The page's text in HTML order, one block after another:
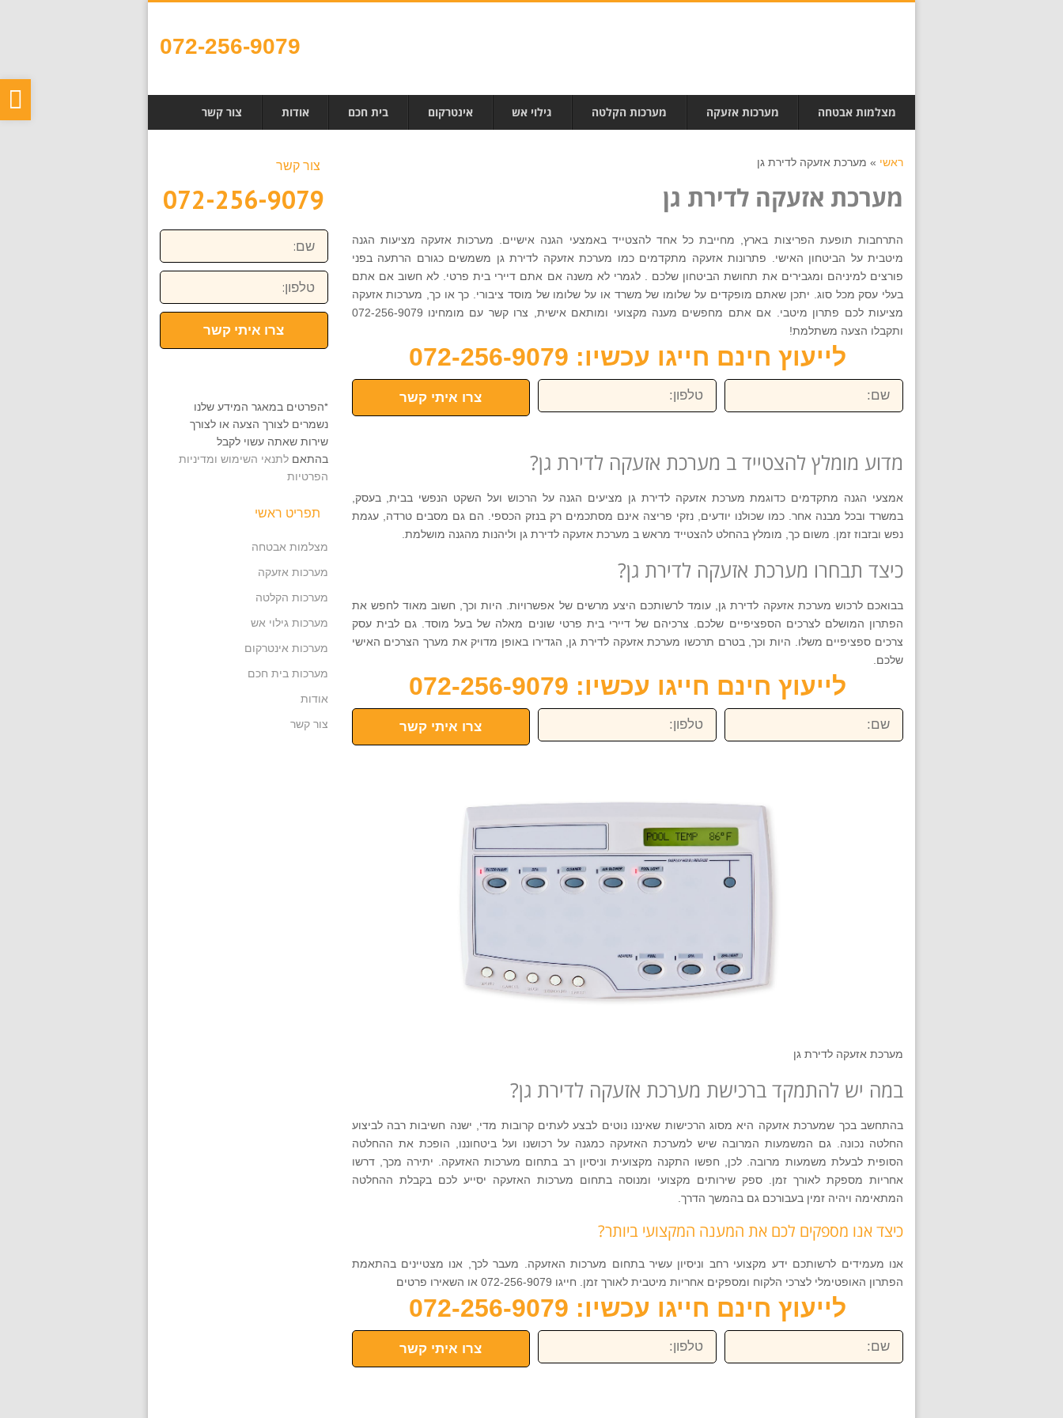
072-256-9079
מצלמות אבטחה מערכות אזעקה מערכות הקלטה גילוי אש אינטרקום בית חכם אודות צור קשר
ראשי » מערכת אזעקה לדירת גן
מערכת אזעקה לדירת גן
התרחבות תופעת הפריצות בארץ, מחייבת כל אחד להצטייד באמצעי הגנה אישיים. מערכות אזעקה מציעות הגנה
מיטבית על הביטחון האישי. פתרונות אזעקה מתקדמים כמו מערכת אזעקה לדירת גן משמשים כגורם הרתעה בפני
פורצים למיניהם ומגבירים את תחושת הביטחון שלכם . לגמרי לא משנה אם אתם דיירי בית פרטי. לא חשוב אם אתם
בעלי עסק מכל סוג. יתכן שאתם מופקדים על שלומו של משרד או על שלומו של מוסד ציבורי. כך או כך, מערכות אזעקה
מציעות לכם פתרון מיטבי. אם אתם מחפשים מענה מקצועי ומותאם אישית, צרו קשר עם מומחינו 072-256-9079
ותקבלו הצעה משתלמת!
לייעוץ חינם חייגו עכשיו: 072-256-9079
שם: טלפון:
צרו איתי קשר
מדוע מומלץ להצטייד ב מערכת אזעקה לדירת גן?
אמצעי הגנה מתקדמים כדוגמת מערכת אזעקה לדירת גן מציעים הגנה על הרכוש ועל השקט הנפשי בבית, בעסק,
במשרד ובכל מבנה אחר. כמו שכולנו יודעים, נזקי פריצה אינם מסתכמים רק בנזק הכספי. הם גם מסבים טרדה, עגמת
נפש ובזבוז זמן. משום כך, מומלץ בהחלט להצטייד מראש ב מערכת אזעקה לדירת גן וליהנות מהגנה מושלמת.
כיצד תבחרו מערכת אזעקה לדירת גן?
בבואכם לרכוש מערכת אזעקה לדירת גן, עומד לרשותכם היצע מרשים של אפשרויות. היות וכך, חשוב מאוד לחפש את
הפתרון המושלם לצרכים הספציפיים שלכם. צרכיהם של דיירי בית פרטי שונים מאלה של בעל מוסד. גם לבית עסק
צרכים ספציפיים משלו. היות וכך, בטרם תרכשו מערכת אזעקה לדירת גן, הגדירו באופן מדויק את מערך הצרכים האישי
שלכם.
לייעוץ חינם חייגו עכשיו: 072-256-9079
שם: טלפון:
צרו איתי קשר
מערכת אזעקה לדירת גן
במה יש להתמקד ברכישת מערכת אזעקה לדירת גן?
בהתחשב בכך שמערכת אזעקה היא מסוג הרכישות שאיננו נוטים לבצע לעתים קרובות מדי, ישנה חשיבות רבה לביצוע
החלטה נכונה. גם המשמעות המרובה שיש למערכת האזעקה כמגנה על רכושנו ועל ביטחוננו, הופכת את ההחלטה
הסופית לבעלת משמעות מרובה. לכן, חפשו התקנה מקצועית וניסיון רב בתחום מערכות האזעקה. יתירה מכך, דרשו
אחריות מספקת לאורך זמן. ספק שירותים מקצועי ומנוסה בתחום מערכות האזעקה יסייע לכם בקבלת ההחלטה
המתאימה ויהיה זמין בעבורכם גם בהמשך הדרך.
כיצד אנו מספקים לכם את המענה המקצועי ביותר?
אנו מעמידים לרשותכם ידע מקצועי רחב וניסיון עשיר בתחום מערכות האזעקה. מעבר לכך, אנו מצטיינים בהתאמת
הפתרון האופטימלי לצרכי הלקוח ומספקים אחריות מיטבית לאורך זמן. חייגו 072-256-9079 או השאירו פרטים
לייעוץ חינם חייגו עכשיו: 072-256-9079
שם: טלפון:
צרו איתי קשר
צור קשר
072-256-9079
שם:
טלפון:
צרו איתי קשר
*הפרטים במאגר המידע שלנו
נשמרים לצורך הצעה או לצורך
שירות שאתה עשוי לקבל
בהתאםלתנאי השימוש ומדיניות
הפרטיות
תפריט ראשי
מצלמות אבטחה
מערכות אזעקה
מערכות הקלטה
מערכות גילוי אש
מערכות אינטרקום
מערכות בית חכם
אודות
צור קשר